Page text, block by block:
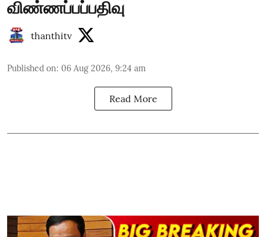
விண்ணப்பப்பதிவு
thanthitv
Published on: 06 Aug 2026, 9:24 am
Read More